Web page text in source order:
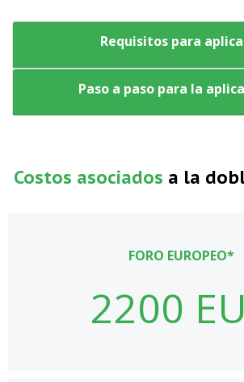
Requisitos para
Paso a paso para la
Costos asociados a la
FORO EUROPEO*
2200